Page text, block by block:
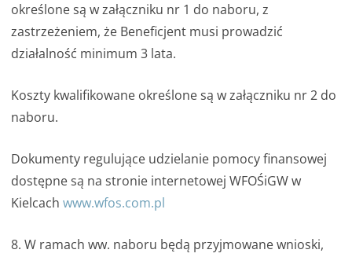
określone są w załączniku nr 1 do naboru, z
zastrzeżeniem, że Beneficjent musi prowadzić
działalność minimum 3 lata.
Koszty kwalifikowane określone są w załączniku nr 2 do
naboru.
Dokumenty regulujące udzielanie pomocy finansowej
dostępne są na stronie internetowej WFOŚiGW w
Kielcach www.wfos.com.pl
8. W ramach ww. naboru będą przyjmowane wnioski,